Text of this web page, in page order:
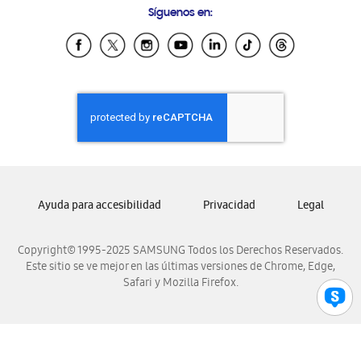
Samsung Ecuador
Samsung El Salvador
Samsung Honduras
Samsung Nicaragua
Samsung Panamá
Samsung Venezuela
Síguenos en:
Copyright© 1995-2025 SAMSUNG Todos los Derechos Reservados.
Este sitio se ve mejor en las últimas versiones de Chrome, Edge,
Safari y Mozilla Firefox.
Ayuda para accesibilidad Privacidad Legal